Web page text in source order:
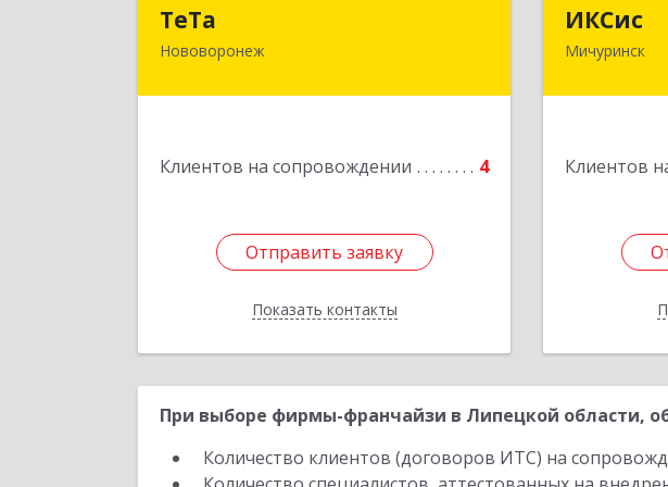
ТеТа
Нововоронеж
Клиентов на сопровождении 4
Отправить заявку
Показать контакты
396 073, Нововоронеж г, а/я, дом № 30
Отправить заявку
Назад
ИКСис
Мичуринск
Клиентов
393761,
При выборе фирмы-франчайзи в Липецкой области,
Количество клиентов (договоров ИТС) на